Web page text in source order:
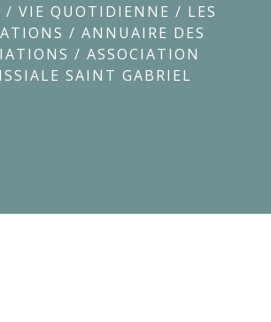
/ VIE QUOTIDIENNE / LES
/ ANNUAIRE DES
/ ASSOCIATION
SAINT GABRIEL